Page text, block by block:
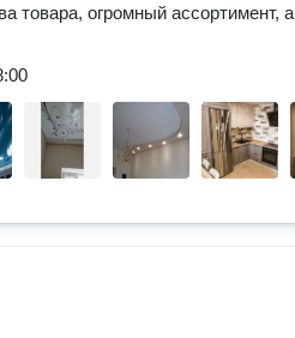
товара, огромный ассортимент, а